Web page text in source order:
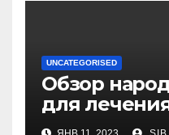
UNCATEGORISED
Обзор
для